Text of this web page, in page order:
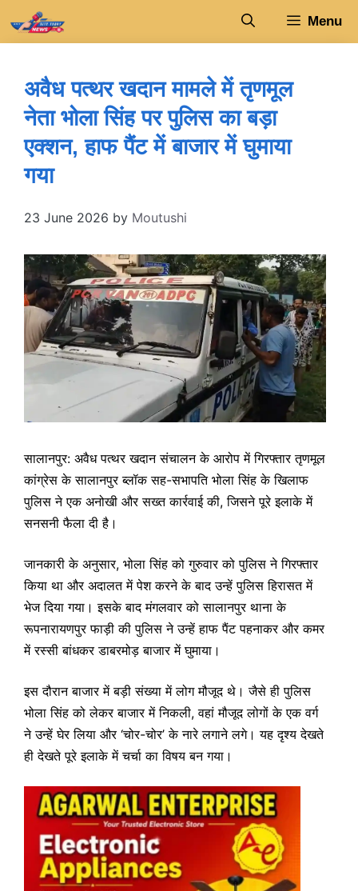
Menu
अवैध पत्थर खदान मामले में तृणमूल
नेता भोला सिंह पर पुलिस का बड़ा
एक्शन, हाफ पैंट में बाजार में घुमाया
गया
23 June 2026 by Moutushi
सालानपुर: अवैध पत्थर खदान संचालन के आरोप में गिरफ्तार तृणमूल
कांग्रेस के सालानपुर ब्लॉक सह-सभापति भोला सिंह के खिलाफ
पुलिस ने एक अनोखी और सख्त कार्रवाई की, जिसने पूरे इलाके में
सनसनी फैला दी है।
जानकारी के अनुसार, भोला सिंह को गुरुवार को पुलिस ने गिरफ्तार
किया था और अदालत में पेश करने के बाद उन्हें पुलिस हिरासत में
भेज दिया गया। इसके बाद मंगलवार को सालानपुर थाना के
रूपनारायणपुर फाड़ी की पुलिस ने उन्हें हाफ पैंट पहनाकर और कमर
में रस्सी बांधकर डाबरमोड़ बाजार में घुमाया।
इस दौरान बाजार में बड़ी संख्या में लोग मौजूद थे। जैसे ही पुलिस
भोला सिंह को लेकर बाजार में निकली, वहां मौजूद लोगों के एक वर्ग
ने उन्हें घेर लिया और ‘चोर-चोर’ के नारे लगाने लगे। यह दृश्य देखते
ही देखते पूरे इलाके में चर्चा का विषय बन गया।